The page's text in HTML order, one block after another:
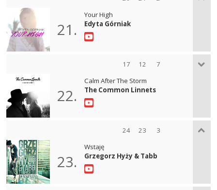
21.
Your High
Edyta Górniak
17 12 7
22.
Calm After The Storm
The Common Linnets
24 23 3
23.
Wstaję
Grzegorz Hyży & Tabb